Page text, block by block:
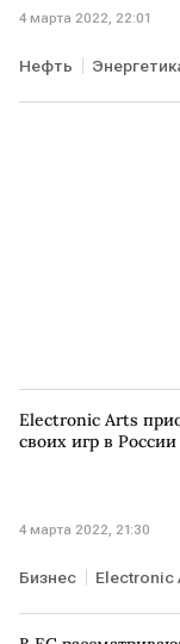
4 марта 2022, 22:01
Нефть
биржи
Electronic Arts
своих игр в России
4 марта 2022, 21:30
Бизнес Electronic